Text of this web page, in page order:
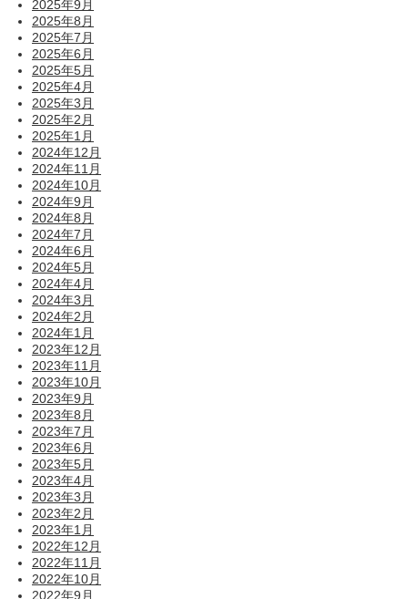
2025年9月
2025年8月
2025年7月
2025年6月
2025年5月
2025年4月
2025年3月
2025年2月
2025年1月
2024年12月
2024年11月
2024年10月
2024年9月
2024年8月
2024年7月
2024年6月
2024年5月
2024年4月
2024年3月
2024年2月
2024年1月
2023年12月
2023年11月
2023年10月
2023年9月
2023年8月
2023年7月
2023年6月
2023年5月
2023年4月
2023年3月
2023年2月
2023年1月
2022年12月
2022年11月
2022年10月
2022年9月